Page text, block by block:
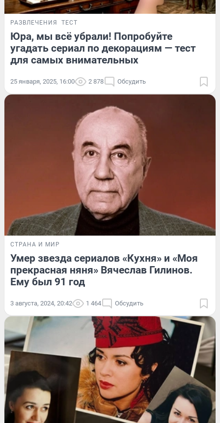
РАЗВЛЕЧЕНИЯ ТЕСТ
Юра, мы всё убрали! Попробуйте
угадать сериал по декорациям — тест
для самых внимательных
25 января, 2025, 16:00 2 878 Обсудить
СТРАНА И МИР
Умер звезда сериалов «Кухня» и «Моя
прекрасная няня» Вячеслав Гилинов.
Ему был 91 год
3 августа, 2024, 20:42 1 464 Обсудить